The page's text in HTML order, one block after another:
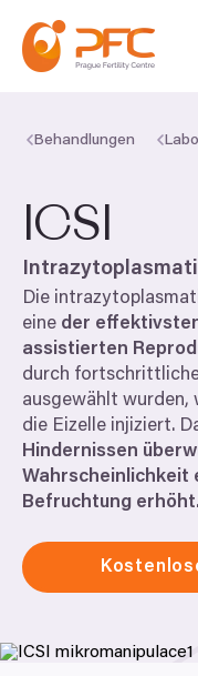
Behandlungen
ICSI
Die
eine der
assistierten
durch
ausgewählt wurden,
die Eizelle injiziert.
Hindernissen
Wahrscheinlichkeit
Befruchtung erhöht.